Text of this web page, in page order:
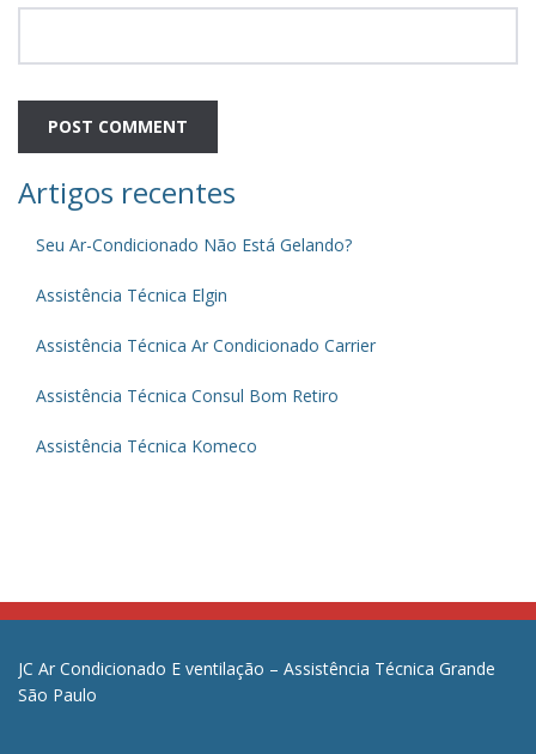
Artigos recentes
Seu Ar-Condicionado Não Está Gelando?
Assistência Técnica Elgin
Assistência Técnica Ar Condicionado Carrier
Assistência Técnica Consul Bom Retiro
Assistência Técnica Komeco
JC Ar Condicionado E ventilação – Assistência Técnica Grande
São Paulo